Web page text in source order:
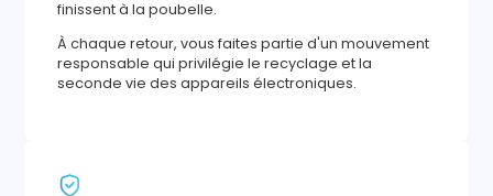
finissent à la poubelle.
À chaque retour, vous faites partie d'un mouvement
responsable qui privilégie le recyclage et la
seconde vie des appareils électroniques.